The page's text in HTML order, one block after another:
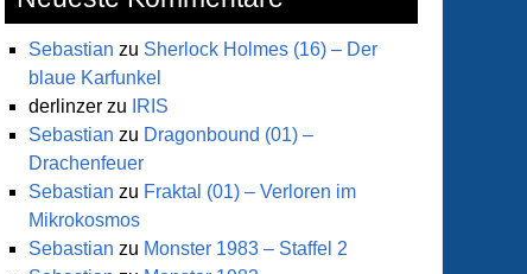
Sebastian zu Sherlock Holmes (16) – Der
blaue Karfunkel
derlinzer zu
IRIS
Sebastian zu Dragonbound (01) –
Drachenfeuer
Sebastian zu Fraktal (01) – Verloren im
Mikrokosmos
Sebastian zu Monster 1983 – Staffel 2